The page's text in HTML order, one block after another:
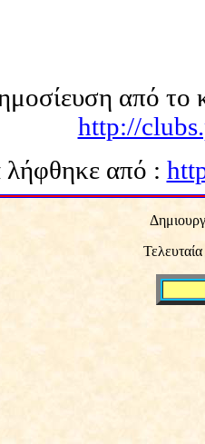
από το
http://
λήφθηκε από :